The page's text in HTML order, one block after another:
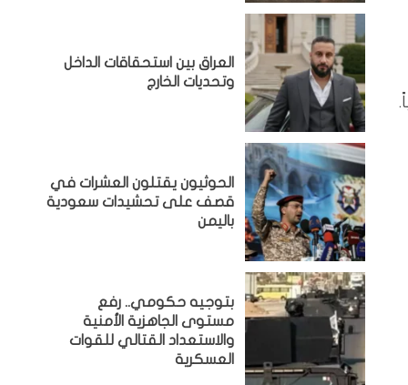
‏العراق بين استحقاقات الداخل
وتحديات الخارج
الحوثيون يقتلون العشرات في
قصف على تحشيدات سعودية
باليمن
بتوجيه حكومي.. رفع
مستوى الجاهزية الأمنية
والاستعداد القتالي للقوات
العسكرية